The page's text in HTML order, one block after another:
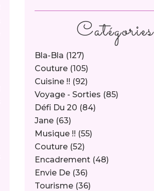
Catégories
Bla-Bla (127)
Couture (105)
Cuisine !! (92)
Voyage - Sorties (85)
Défi Du 20 (84)
Jane (63)
Musique !! (55)
Couture (52)
Encadrement (48)
Envie De (36)
Tourisme (36)